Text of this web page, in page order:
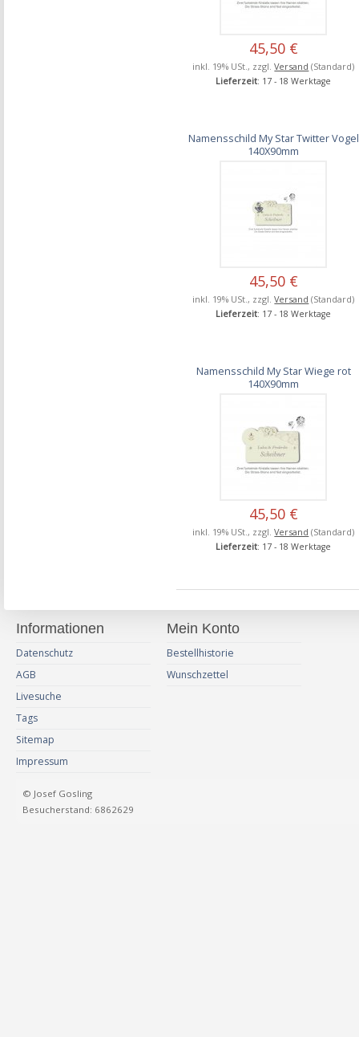
45,50 €
inkl. 19% USt., zzgl.Versand (Standard)
Lieferzeit: 17 - 18 Werktage
Namensschild My Star Twitter Vogel
140X90mm
45,50 €
inkl. 19% USt., zzgl.Versand (Standard)
Lieferzeit: 17 - 18 Werktage
Namensschild My Star Wiege rot
140X90mm
45,50 €
inkl. 19% USt., zzgl.Versand (Standard)
Lieferzeit: 17 - 18 Werktage
Informationen
Datenschutz
AGB
Livesuche
Tags
Sitemap
Impressum
Mein Konto
Bestellhistorie
Wunschzettel
© Josef Gosling
Besucherstand: 6862629